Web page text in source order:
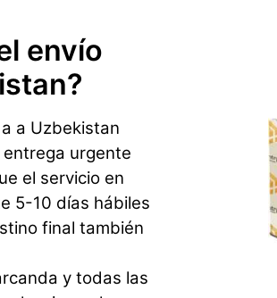
envío
a Uzbekistan
urgente
el servicio en
5-10 días hábiles
final también
y todas las